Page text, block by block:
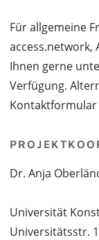
Für allgemeine
access.network,
Ihnen gerne
Verfügung.
Kontaktformular
Dr. Anja
Universität
Universitätsstr.